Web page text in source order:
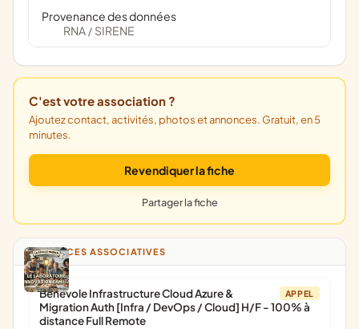
Provenance des données
RNA / SIRENE
C'est votre association ?
Ajoutez contact, activités, photos et annonces. Gratuit, en 5
minutes.
Revendiquer la fiche
Partager la fiche
ANNONCES ASSOCIATIVES
APPEL
Bénévole Infrastructure Cloud Azure &
Migration Auth [Infra / DevOps / Cloud] H/F - 100% à
distance Full Remote